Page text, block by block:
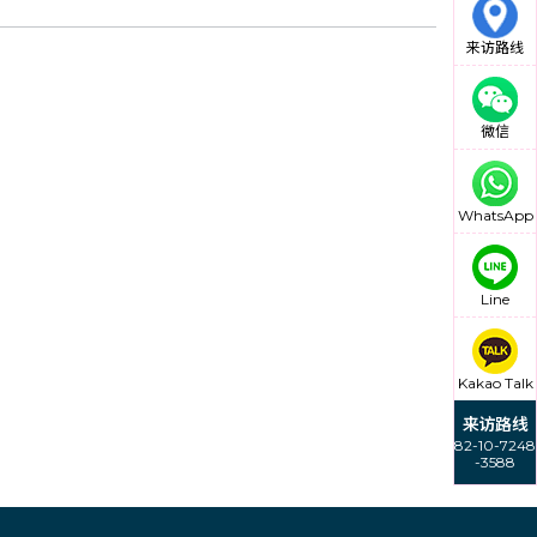
来访路线
微信
WhatsApp
Line
Kakao Talk
来访路线
82-10-7248
-3588